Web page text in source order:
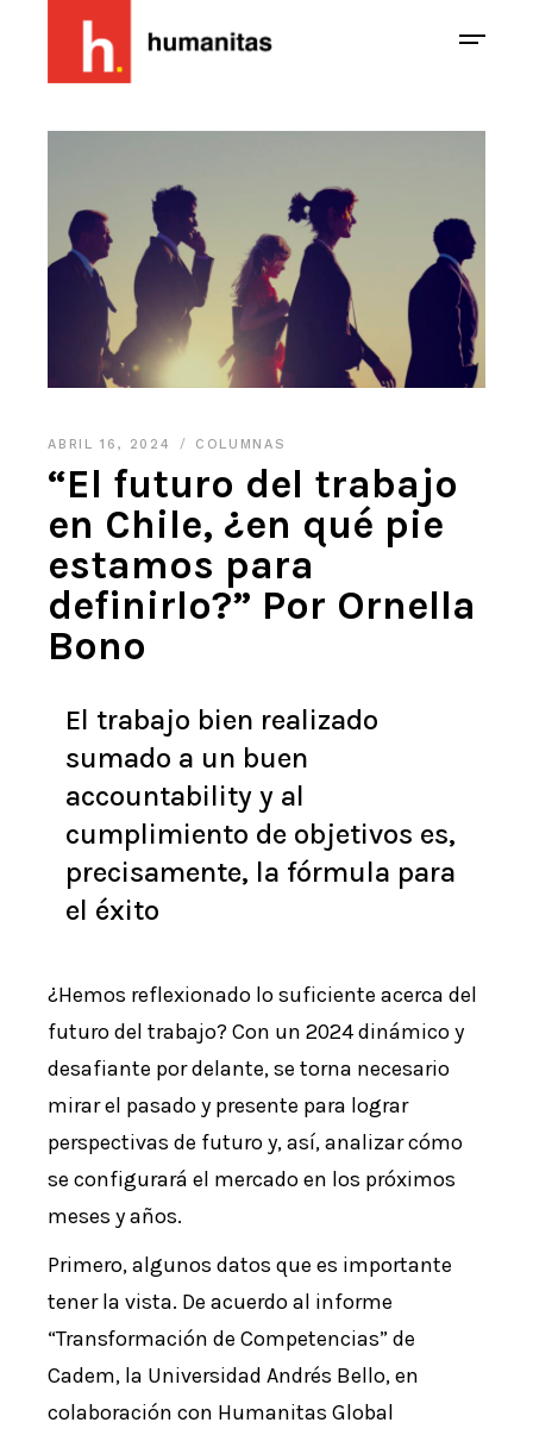
ABRIL 16, 2024 COLUMNAS
“El futuro del trabajo
en Chile, ¿en qué pie
estamos para
definirlo?” Por Ornella
Bono
El trabajo bien realizado
sumado a un buen
accountability y al
cumplimiento de objetivos es,
precisamente, la fórmula para
el éxito
¿Hemos reflexionado lo suficiente acerca del
futuro del trabajo? Con un 2024 dinámico y
desafiante por delante, se torna necesario
mirar el pasado y presente para lograr
perspectivas de futuro y, así, analizar cómo
se configurará el mercado en los próximos
meses y años.
Primero, algunos datos que es importante
tener la vista. De acuerdo al informe
“Transformación de Competencias” de
Cadem, la Universidad Andrés Bello, en
colaboración con Humanitas Global